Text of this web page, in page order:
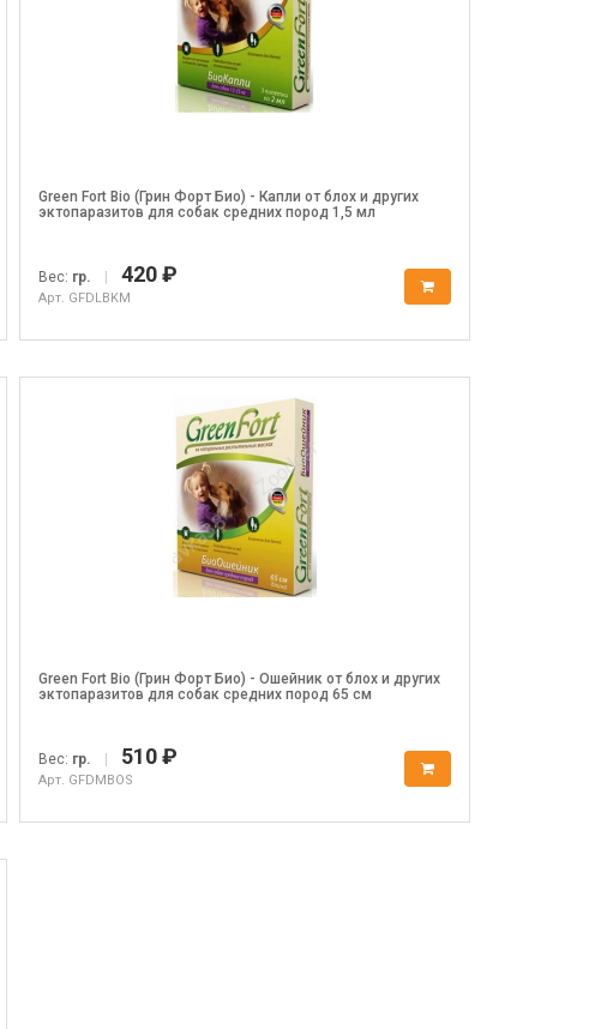
Green Fort Bio (Грин Форт Био) - Капли от блох и других
эктопаразитов для собак средних пород 1,5 мл
Вес: гр. 420 ₽
Арт. GFDLBKM
Green Fort Bio (Грин Форт Био) - Ошейник от блох и других
эктопаразитов для собак средних пород 65 см
Вес: гр. 510 ₽
Арт. GFDMBOS